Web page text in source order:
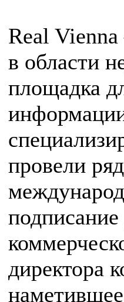
Real
в области
площадка
провели
директора